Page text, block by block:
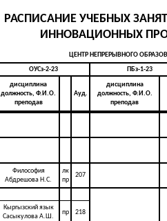
РАСПИСАНИЕ УЧЕБНЫХ
ИННОВАЦИОННЫХ
ЦЕНТР НЕПРЕРЫВНОГО
ОУСз-2-23 ПБз-1-23
дисциплина
должность, Ф.И.О.
преподав
Ауд.
дисциплина
должность, Ф.И.О.
преподав
Философия
Абдрешова Н.С.
лк
пр
207
Кыргызский язык
Сасыкулова А.Ш.
пр 218